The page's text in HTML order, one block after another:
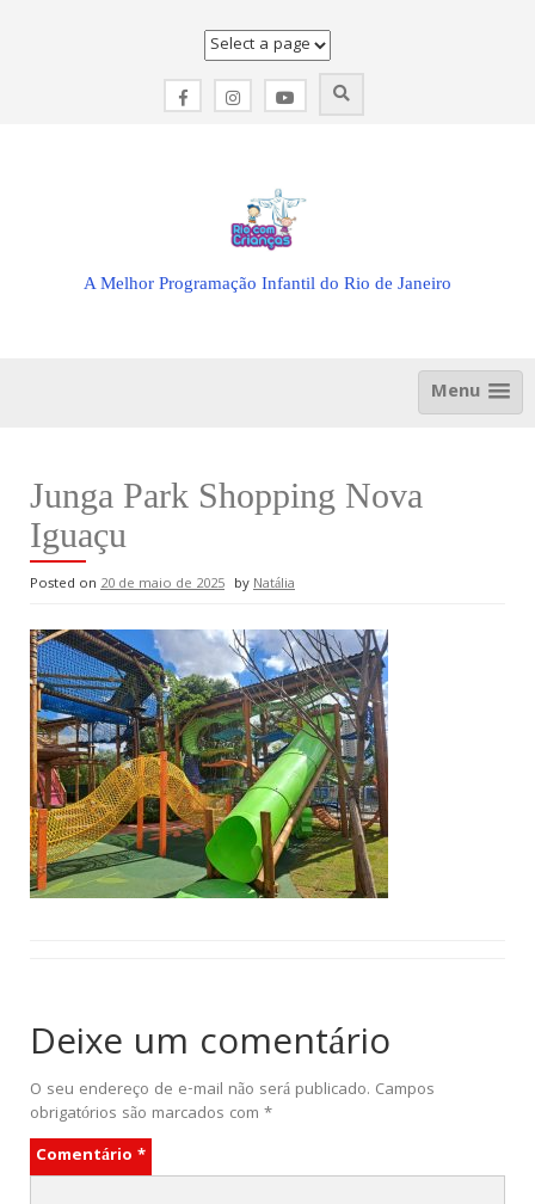
A Melhor Programação Infantil do Rio de Janeiro
Menu
Junga Park Shopping Nova
Iguaçu
Posted on 20 de maio de 2025 byNatália
Deixe um comentário
O seu endereço de e-mail não será publicado. Campos
obrigatórios são marcados com *
Comentário *